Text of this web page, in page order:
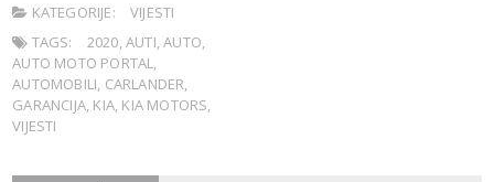
KATEGORIJE:
VIJESTI
TAGS:
2020,AUTI,AUTO,
AUTO MOTO PORTAL,
AUTOMOBILI, CARLANDER,
GARANCIJA, KIA, KIA MOTORS,
VIJESTI